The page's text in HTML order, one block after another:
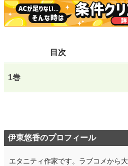
小説 228,793 位 / 228,793
恋愛 66,374 位 / 66,374 件
文字数(レンタル含む)
更新日時 2022.09.14 14:13
週間ポイント 21 pt (62,459 位)
月間ポイント 56 pt (77,878 位)
目次
1巻
伊東悠香のプロフィール
エタニティ作家です。ラブコメから